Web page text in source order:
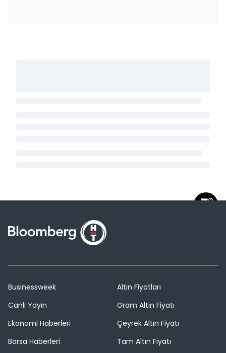
Businessweek
Canlı Yayın
Ekonomi Haberleri
Borsa Haberleri
Altın Fiyatları
Gram Altın Fiyatı
Çeyrek Altın Fiyatı
Tam Altın Fiyatı